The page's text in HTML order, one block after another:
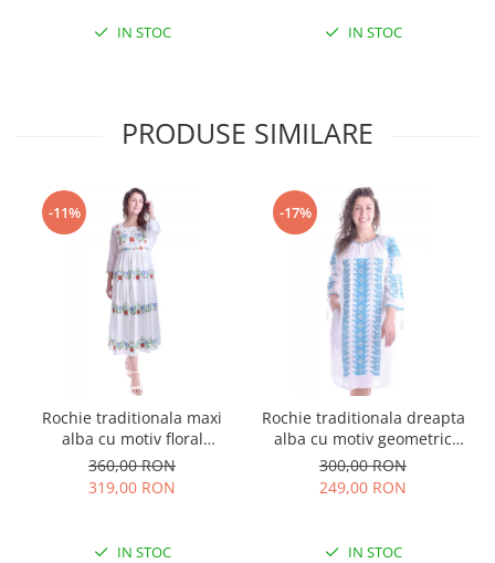
IN STOC IN STOC
PRODUSE SIMILARE
-11%
Rochie traditionala maxi
alba cu motiv floral
multicolor Sanziana
360,00 RON
319,00 RON
IN STOC
-17%
Rochie traditionala dreapta
alba cu motiv geometric
albastru Tania
300,00 RON
249,00 RON
IN STOC